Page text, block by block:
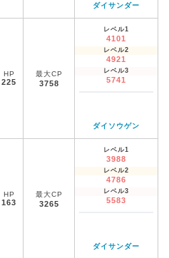
ダイサンダー
HP
225
最大CP
3758
レベル1
4101
レベル2
4921
レベル3
5741
ダイソウゲン
HP
163
最大CP
3265
レベル1
3988
レベル2
4786
レベル3
5583
ダイサンダー